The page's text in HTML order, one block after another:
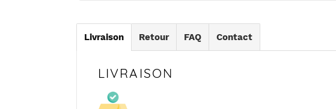
Livraison Retour FAQ Contact
LIVRAISON